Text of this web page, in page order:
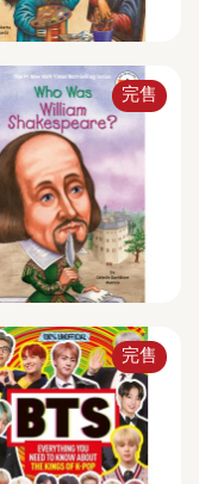
完售
完售